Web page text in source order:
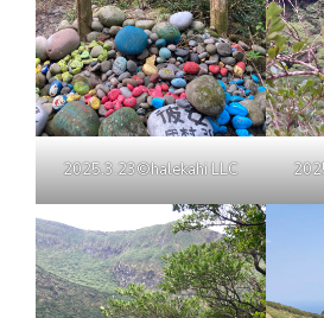
2025.3.23©halekahi LLC